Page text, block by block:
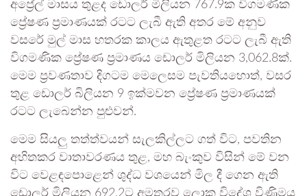
අප්‍රේල් මාසය තුළද ඩොලර් මිලියන 767.9ක විගමණික
ප්‍රේෂණ ප්‍රමාණයක් රටට ලැබී ඇති අතර මේ අනුව
වසරේ මුල් මාස හතරක කාලය ඇතුළත රටට ලැබී ඇති
විගමණික ප්‍රේෂණ ප්‍රමාණය ඩොලර් මිලියන 3,062.8ක්.
මෙම ප්‍රවණතාව දිගටම මෙලෙසම පැවතියහොත්, වසර
තුළ ඩොලර් බිලියන 9 ඉක්මවන ප්‍රේෂණ ප්‍රමාණයක්
රටට ලැබෙන්න පුළුවන්.
මෙම සියලු තත්ත්වයන් සැලකිල්ලට ගත් විට, පවතින
අහිතකර වාතාවරණය තුළ, මහ බැංකුව විසින් මේ වන
විට වෙළඳපොළෙන් ශුද්ධ වශයෙන් මිල දී ගෙන ඇති
ඩොලර් මිලියන 692.2ට අමතරව ලොකු විදේශ විණිමය